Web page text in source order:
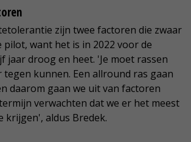
zijn twee factoren die zwaar
pilot, want het is in 2022 voor de
jaar droog en heet. 'Je moet rassen
tegen kunnen. Een allround ras gaan
daarom gaan we uit van factoren
verwachten dat we er het meest
krijgen', aldus Bredek.